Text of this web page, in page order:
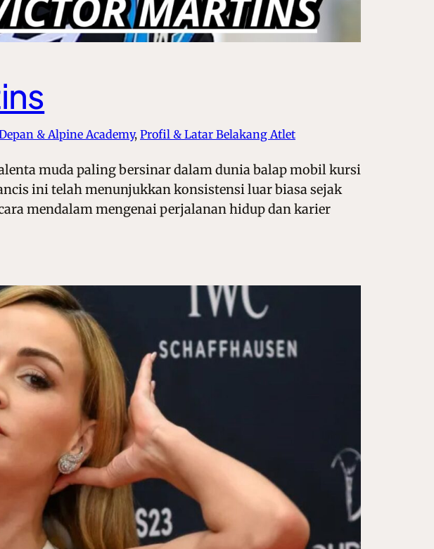
& Alpine Academy, Profil & Latar Belakang Atlet
muda paling bersinar dalam dunia balap mobil kursi
ini telah menunjukkan konsistensi luar biasa sejak
mendalam mengenai perjalanan hidup dan karier